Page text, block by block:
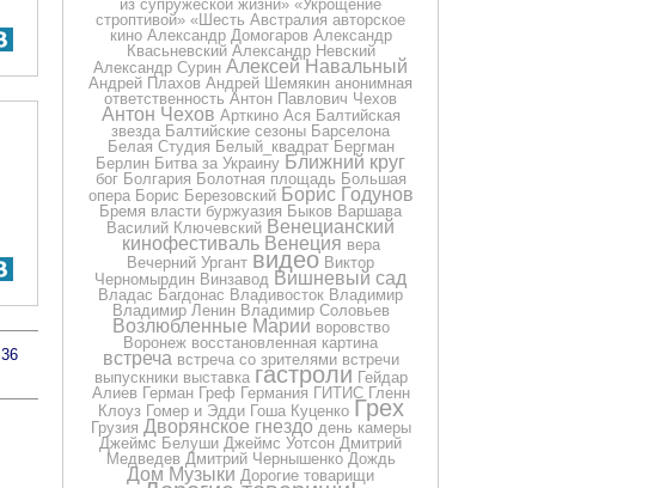
36
из супружеской жизни» «Укрощение
строптивой» «Шесть Австралия авторское
кино Александр Домогаров Александр
Квасьневский Александр Невский
Александр Сурин Алексей Навальный
Андрей Плахов Андрей Шемякин анонимная
ответственность Антон Павлович Чехов
Антон Чехов Арткино Ася Балтийская
звезда Балтийские сезоны Барселона
Белая Студия Белый_квадрат Бергман
Берлин Битва за Украину Ближний круг
бог Болгария Болотная площадь Большая
опера Борис Березовский Борис Годунов
Бремя власти буржуазия Быков Варшава
Василий Ключевский Венецианский
кинофестиваль Венеция вера
Вечерний Ургант видео Виктор
Черномырдин Винзавод Вишневый сад
Владас Багдонас Владивосток Владимир
Владимир Ленин Владимир Соловьев
Возлюбленные Марии воровство
Воронеж восстановленная картина
встреча встреча со зрителями встречи
выпускники выставка гастроли Гейдар
Алиев Герман Греф Германия ГИТИС Гленн
Клоуз Гомер и Эдди Гоша Куценко Грех
Грузия Дворянское гнездо день камеры
Джеймс Белуши Джеймс Уотсон Дмитрий
Медведев Дмитрий Чернышенко Дождь
Дом Музыки Дорогие товарищи